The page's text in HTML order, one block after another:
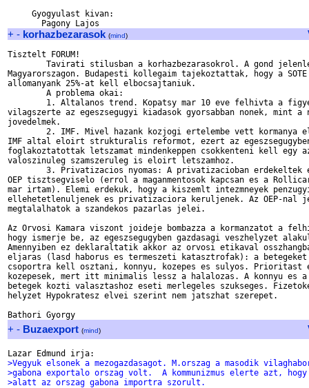
     Gyogyulast kivan:
+ - korhazbezarasok (mind)
Tisztelt FORUM!
Magyarorszagon. Budapesti kollegaim tajekoztattak, hogy a
allomanyank 25%-at kell elbocsajtaniuk.
vilagszerte az egeszsegugyi kiadasok gyorsabban nonek, mint a
jovedelmek.
IMF altal eloirt strukturalis reformot, ezert az
foglakoztatottak letszamat mindenkeppen csokkenteni kell egy
valoszinuleg szamszeruleg is eloirt letszamhoz.
OEP tisztsegviselo (errol a maganmentosok kapcsan es a
mar irtam). Elemi erdekuk, hogy a kiszemlt intezmneyek
ellehetetlenuljenek es privatizaciora keruljenek. Az OEP-nal
megtalalhatok a szandekos pazarlas jelei.
Az Orvosi Kamara viszont joideje bombazza a kormanzatot a
hogy ismerje be, az egeszsegugyben gazdasagi veszhelyzet
Amennyiben ez deklaraltatik akkor az orvosi etikaval
eljaras (lasd haborus es termeszeti katasztrofak): a betegeket
csoportra kell osztani, konnyu, kozepes es sulyos. Prioritast
kozepesek, mert itt minimalis lessz a halalozas. A konnyu es
betegek kozti valasztashoz eseti merlegeles szukseges.
helyzet Hypokratesz elvei szerint nem jatszhat szerepet.
+ - Buzaexport (mind)
>Vegyuk elsonek a mezogazdasagot. M.orszag a masodik
>gabona exportalo orszag volt.  A kommunizmus elerte azt, hogy
>alatt az orszag gabona importra szorult.